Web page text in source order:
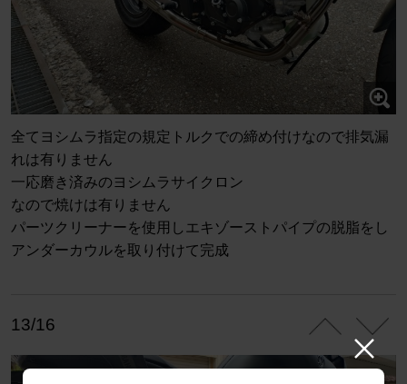
全てヨシムラ指定の規定トルクでの締め付けなので排気漏
れは有りません
一応磨き済みのヨシムラサイクロン
なので焼けは有りません
パーツクリーナーを使用しエキゾーストパイプの脱脂をし
アンダーカウルを取り付けて完成
13/16